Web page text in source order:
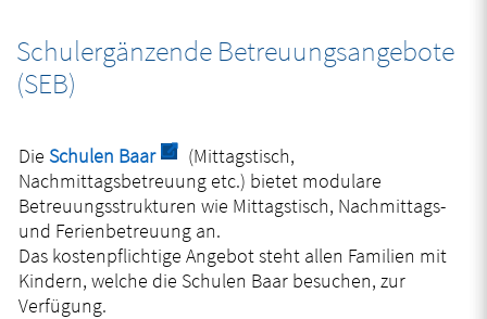
Schulergänzende Betreuungsangebote
(SEB)
Die Schulen BaarExterner Link wird in einem neuen
(Mittagstisch,
Nachmittagsbetreuung etc.) bietet modulare
Betreuungsstrukturen wie Mittagstisch, Nachmittags-
und Ferienbetreuung an.
Das kostenpflichtige Angebot steht allen Familien mit
Kindern, welche die Schulen Baar besuchen, zur
Verfügung.
Zugehörige Objekte